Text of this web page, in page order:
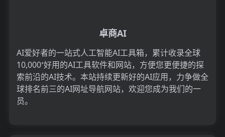
卓商AI
AI爱好者的一站式人工智能AI工具箱，累计收录全球
10,000⁺好用的AI工具软件和网站，方便您更便捷的探
索前沿的AI技术。本站持续更新好的AI应用，力争做全
球排名前三的AI网址导航网站，欢迎您成为我们的一
员。